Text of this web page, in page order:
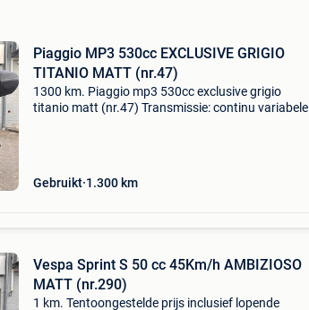
Piaggio MP3 530cc EXCLUSIVE GRIGIO
TITANIO MATT (nr.47)
1300 km. Piaggio mp3 530cc exclusive grigio
titanio matt (nr.47) Transmissie: continu variabele
Gebruikt 1.300 km
Vespa Sprint S 50 cc 45Km/h AMBIZIOSO
MATT (nr.290)
1 km. Tentoongestelde prijs inclusief lopende